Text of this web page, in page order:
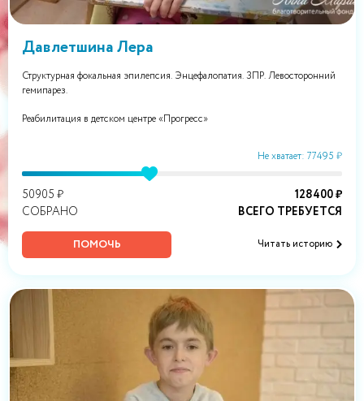
Давлетшина Лера
Структурная фокальная эпилепсия. Энцефалопатия. ЗПР. Левосторонний
гемипарез.
Реабилитация в детском центре «Прогресс»
Не хватает: 77495 ₽
50905 ₽
СОБРАНО
128400 ₽
ВСЕГО ТРЕБУЕТСЯ
ПОМОЧЬ Читать историю